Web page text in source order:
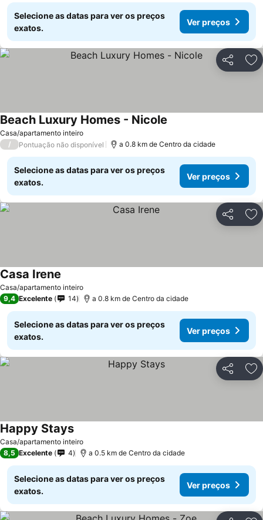
Selecione as datas para ver os preços
exatos.
Ver preços
Partilhar
Casa/apartamento inteiro
Beach Luxury Homes - Nicole
/ Pontuação não disponível a 0.8 km de Centro da cidade
Selecione as datas para ver os preços
exatos.
Ver preços
Partilhar
Casa/apartamento inteiro
Casa Irene
9,4 Excelente 14 a 0.8 km de Centro da cidade
Selecione as datas para ver os preços
exatos.
Ver preços
Partilhar
Casa/apartamento inteiro
Happy Stays
8,5 Excelente 4 a 0.5 km de Centro da cidade
Selecione as datas para ver os preços
exatos.
Ver preços